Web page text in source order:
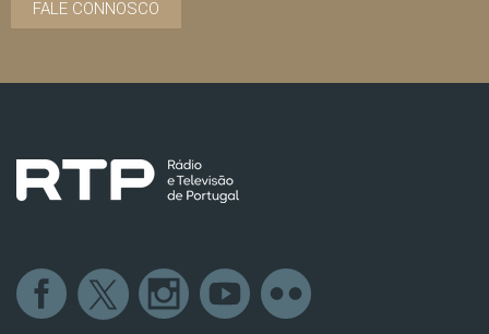
FALE CONNOSCO